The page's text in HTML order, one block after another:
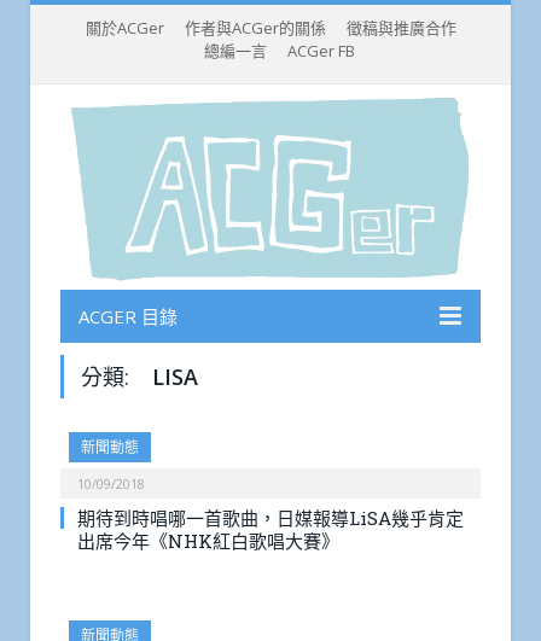
關於ACGer 作者與ACGer的關係
徵稿與推廣合作
總編一言
ACGer FB
ACGER 目錄
分類: LISA
新聞動態
10/09/2018
期待到時唱哪一首歌曲，日媒報導LiSA幾乎肯定
出席今年《NHK紅白歌唱大賽》
新聞動態